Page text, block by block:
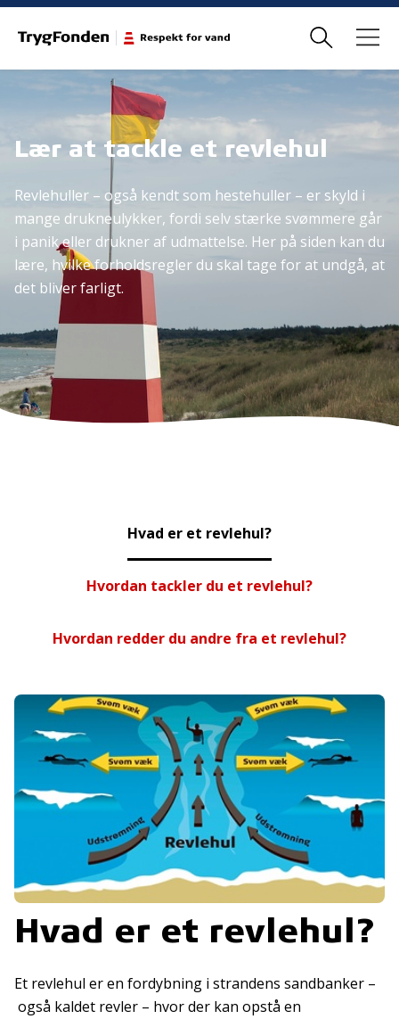
Lær at tackle et revlehul
Revlehuller – også kendt som hestehuller – er skyld i
mange drukneulykker, fordi selv stærke svømmere går
i panik eller drukner af udmattelse. Her på siden kan du
lære, hvilke forholdsregler du skal tage for at undgå, at
det bliver farligt.
Hvad er et revlehul?
Hvordan tackler du et revlehul?
Hvordan redder du andre fra et revlehul?
Hvad er et revlehul?
Et revlehul er en fordybning i strandens sandbanker –
også kaldet revler – hvor der kan opstå en